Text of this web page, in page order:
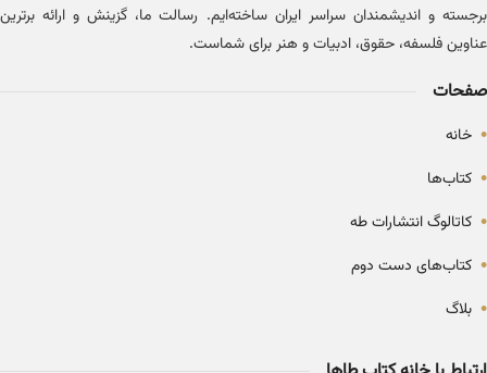
برجسته و اندیشمندان سراسر ایران ساخته‌ایم. رسالت ما، گزینش و ارائه برترین
عناوین فلسفه، حقوق، ادبیات و هنر برای شماست.
صفحات
• خانه
• کتاب‌ها
• کاتالوگ انتشارات طه
• کتاب‌های دست دوم
• بلاگ